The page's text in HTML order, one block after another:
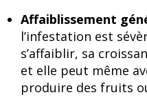
Affaiblissement
l’infestation est
s’affaiblir, sa
et elle peut même
produire des fruits